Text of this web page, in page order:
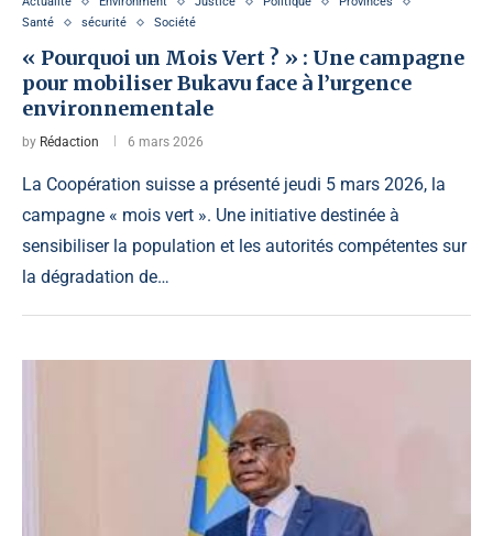
Santé
sécurité Société
« Pourquoi un Mois Vert ? » : Une campagne
pour mobiliser Bukavu face à l’urgence
environnementale
by Rédaction 6 mars 2026
La Coopération suisse a présenté jeudi 5 mars 2026, la
campagne « mois vert ». Une initiative destinée à
sensibiliser la population et les autorités compétentes sur
la dégradation de…